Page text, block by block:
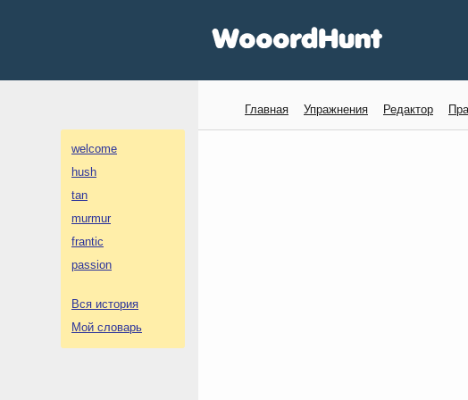
welcome
hush
tan
murmur
frantic
passion
Вся история
Мой словарь
Главная Упражнения Редактор